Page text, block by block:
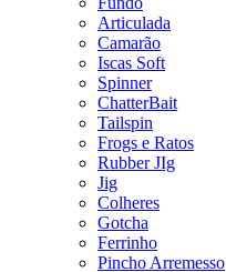
Articulada
Camarão
Iscas Soft
Spinner
ChatterBait
Tailspin
Frogs e Ratos
Rubber JIg
Jig
Colheres
Gotcha
Ferrinho
Pincho Arremesso